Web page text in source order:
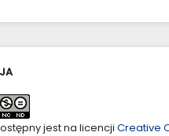
jest na licencji Creative